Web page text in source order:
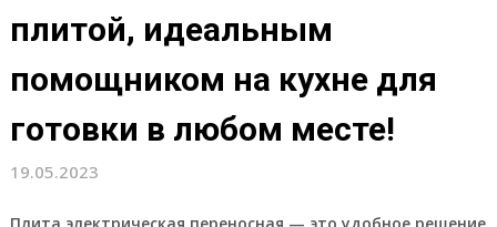
плитой, идеальным
помощником на кухне для
готовки в любом месте!
19.05.2023